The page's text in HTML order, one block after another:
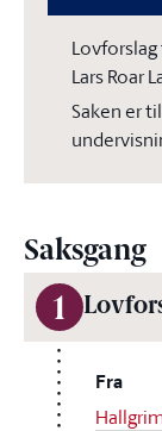
Lovforslag
Lars Roar
Saken er
Saksgang
1
Fra